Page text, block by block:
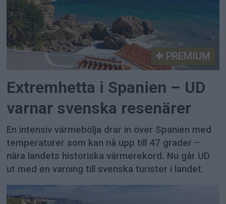
PREMIUM
Extremhetta i Spanien – UD
varnar svenska resenärer
En intensiv värmebölja drar in över Spanien med
temperaturer som kan nå upp till 47 grader –
nära landets historiska värmerekord. Nu går UD
ut med en varning till svenska turister i landet.